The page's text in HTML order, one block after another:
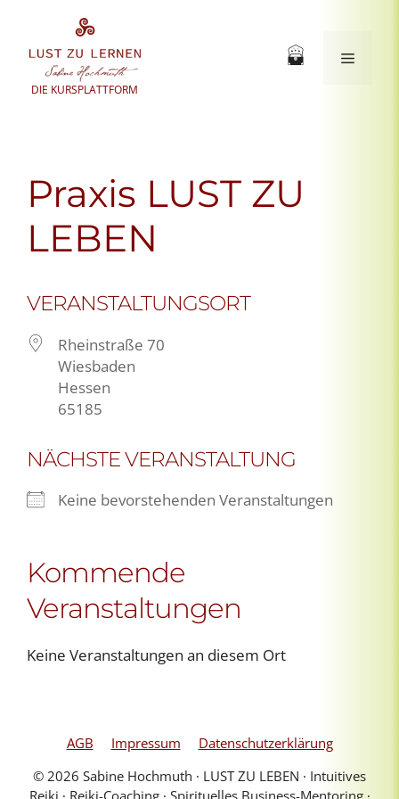
springen
DIE KURSPLATTFORM
Menü
Praxis LUST ZU
LEBEN
VERANSTALTUNGSORT
Rheinstraße 70
Wiesbaden
Hessen
65185
NÄCHSTE VERANSTALTUNG
Keine bevorstehenden Veranstaltungen
Kommende
Veranstaltungen
Keine Veranstaltungen an diesem Ort
AGB Impressum
Datenschutzerklärung
© 2026 Sabine Hochmuth ∙ LUST ZU LEBEN ∙ Intuitives
Reiki ∙ Reiki-Coaching ∙ Spirituelles Business-Mentoring ∙